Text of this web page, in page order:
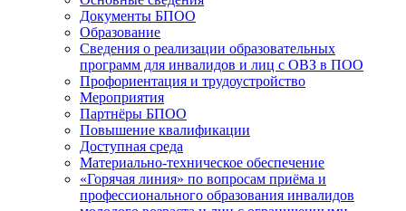
Документы БПОО
Образование
Сведения о реализации образовательных
программ для инвалидов и лиц с ОВЗ в ПОО
Профориентация и трудоустройство
Мероприятия
Партнёры БПОО
Повышение квалификации
Доступная среда
Материально-техническое обеспечение
«Горячая линия» по вопросам приёма и
профессионального образования инвалидов